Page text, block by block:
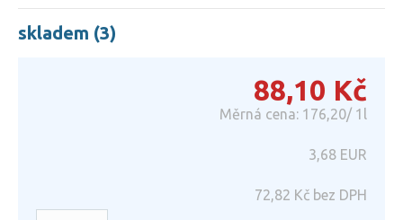
skladem (3)
88,10 Kč
Měrná cena: 176,20/ 1l
3,68 EUR
72,82 Kč bez DPH